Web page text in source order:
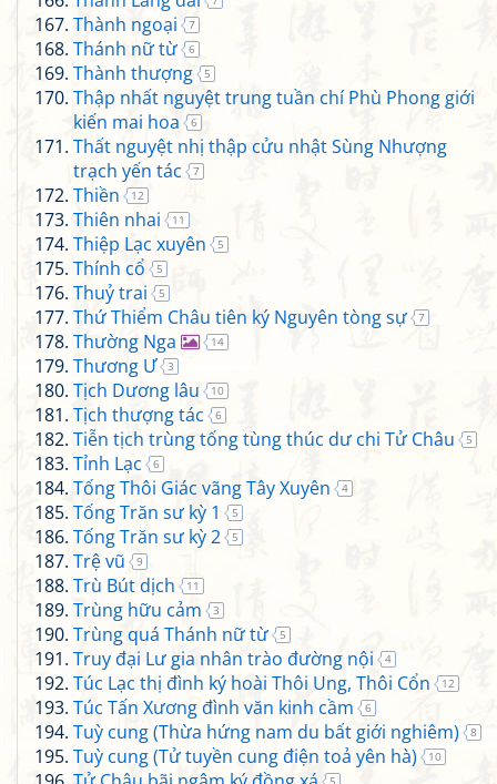
Thành ngoại 7
Thánh nữ từ 6
Thành thượng 5
Thập nhất nguyệt trung tuần chí Phù Phong giới
kiến mai hoa
6
Thất nguyệt nhị thập cửu nhật Sùng Nhượng
trạch yến tác
7
Thiền 12
Thiên nhai 11
Thiệp Lạc xuyên 5
Thính cổ 5
Thuỷ trai 5
Thứ Thiểm Châu tiên ký Nguyên tòng sự 7
Thường Nga 14
Thương Ư 3
Tịch Dương lâu 10
Tịch thượng tác 6
Tiễn tịch trùng tống tùng thúc dư chi Tử Châu 5
Tỉnh Lạc 6
Tống Thôi Giác vãng Tây Xuyên 4
Tống Trăn sư kỳ 1 5
Tống Trăn sư kỳ 2 5
Trệ vũ 9
Trù Bút dịch 11
Trùng hữu cảm 3
Trùng quá Thánh nữ từ 5
Truy đại Lư gia nhân trào đường nội 4
Túc Lạc thị đình ký hoài Thôi Ung, Thôi Cổn 12
Túc Tấn Xương đình văn kinh cầm 6
Tuỳ cung (Thừa hứng nam du bất giới nghiêm) 8
Tuỳ cung (Tử tuyền cung điện toả yên hà) 10